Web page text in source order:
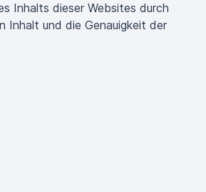
Inhalts dieser Websites durch
Inhalt und die Genauigkeit der